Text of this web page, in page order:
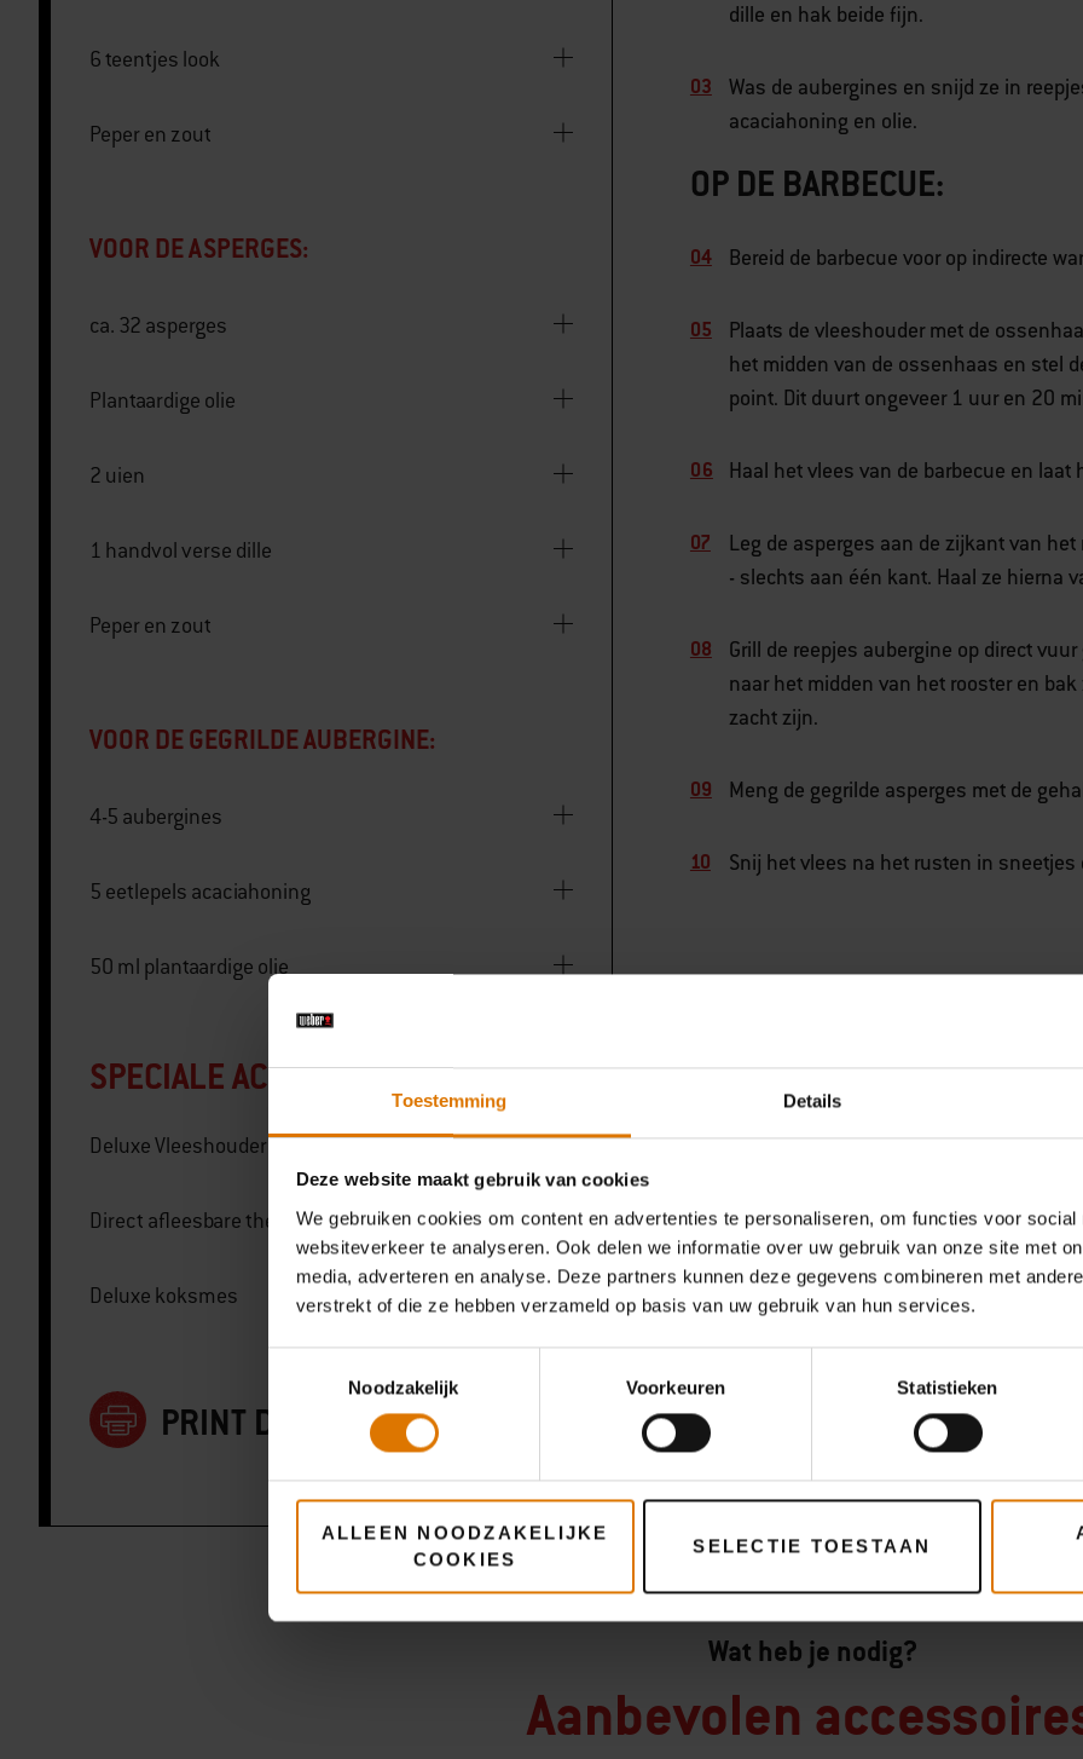
Toestemming Details
Deze website maakt gebruik van cookies
We gebruiken cookies om content en advertenties te personaliseren, om functies voor social
websiteverkeer te analyseren. Ook delen we informatie over uw gebruik van onze site met
media, adverteren en analyse. Deze partners kunnen deze gegevens combineren met
verstrekt of die ze hebben verzameld op basis van uw gebruik van hun services.
Noodzakelijk
Voorkeuren Statistieken
ALLEEN NOODZAKELIJKE
COOKIES
SELECTIE TOESTAAN
6 teentjes look
Peper en zout
VOOR DE ASPERGES:
ca. 32 asperges
Plantaardige olie
2 uien
1 handvol verse dille
Peper en zout
VOOR DE GEGRILDE AUBERGINE:
4-5 aubergines
5 eetlepels acaciahoning
50 ml plantaardige olie
SPECIALE ACCESSOIRES
Deluxe Vleeshouder
Direct afleesbare thermometer
Deluxe koksmes
PRINT DEZE LIJST
dille en hak beide fijn.
Was de aubergines en snijd ze in
acaciahoning en olie.
OP DE BARBECUE:
Bereid de barbecue voor op indirecte
Plaats de vleeshouder met de
het midden van de ossenhaas en stel
point. Dit duurt ongeveer 1 uur en 20
Haal het vlees van de barbecue en
Leg de asperges aan de zijkant van
- slechts aan één kant. Haal ze hierna
Grill de reepjes aubergine op direct
naar het midden van het rooster en
zacht zijn.
Meng de gegrilde asperges met de
Snij het vlees na het rusten in
Wat heb je nodig?
Aanbevolen